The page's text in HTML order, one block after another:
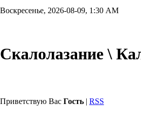
Воскресенье, 2026-08-09, 1:30 AM
Скалолазание \
Приветствую Вас Гость | RSS